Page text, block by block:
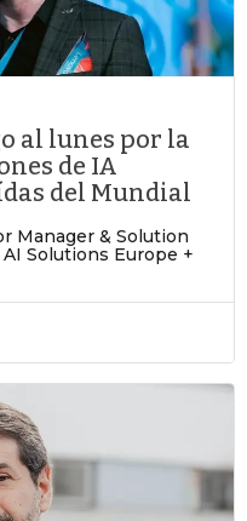
al lunes por la
de IA
del Mundial
Manager & Solution
Solutions Europe +